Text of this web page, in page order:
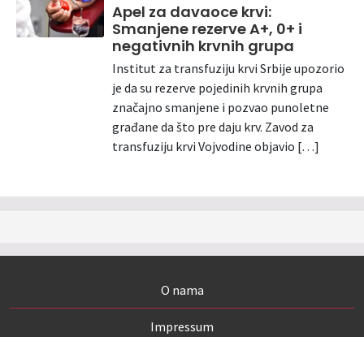
Apel za davaoce krvi:
Smanjene rezerve A+, 0+ i
negativnih krvnih grupa
Institut za transfuziju krvi Srbije upozorio
je da su rezerve pojedinih krvnih grupa
značajno smanjene i pozvao punoletne
građane da što pre daju krv. Zavod za
transfuziju krvi Vojvodine objavio […]
O nama
Impressum